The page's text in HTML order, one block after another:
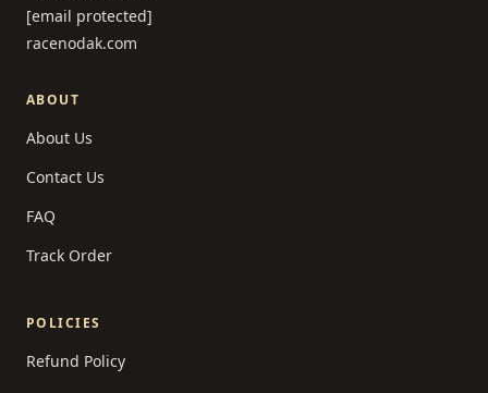
[email protected]
racenodak.com
ABOUT
About Us
Contact Us
FAQ
Track Order
POLICIES
Refund Policy